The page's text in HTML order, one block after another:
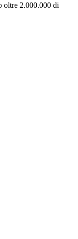
oltre 2.000.000 di